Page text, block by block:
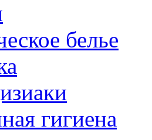
белье
гигиена